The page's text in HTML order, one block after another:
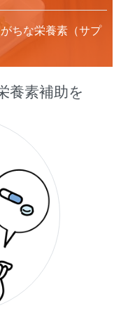
ちな栄養素 （サプ
養素補助を